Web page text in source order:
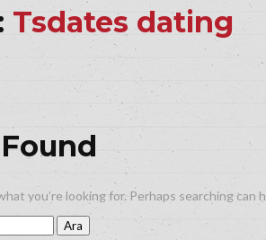
Tsdates dating
you’re looking for. Perhaps searching can